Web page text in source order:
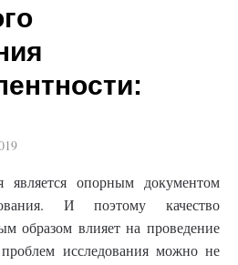
является опорным документом
И поэтому качество
образом влияет на проведение
исследования можно не